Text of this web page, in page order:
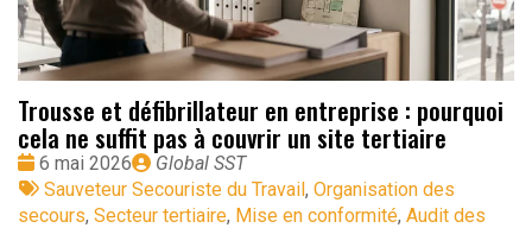
Trousse et défibrillateur en entreprise : pourquoi
cela ne suffit pas à couvrir un site tertiaire
Date
:
6 mai 2026
Publié
par
Global SST
Tags
:
Sauveteur Secouriste du Travail, Organisation des
secours, Secteur tertiaire, Mise en conformité, Audit des